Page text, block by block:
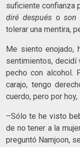
suficiente confianza
diré después oson
tolerar una mentira,
Me siento enojado,
sentimientos, decidí
pecho con alcohol.
carajo, tengo
cuerdo, pero por
–Sólo te he visto
de no tener a la
preguntó Namjoon,